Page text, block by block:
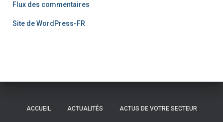
Flux des commentaires
Site de WordPress-FR
ACCUEIL ACTUALITÉS ACTUS DE VOTRE SECTEUR